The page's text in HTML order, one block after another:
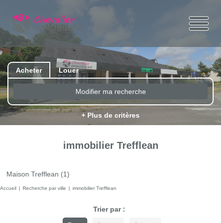
Acheter Louer
Modifier ma recherche
+ Plus de critères
immobilier Trefflean
Maison Trefflean (1)
Accueil Recherche par ville immobilier Trefflean
Trier par :